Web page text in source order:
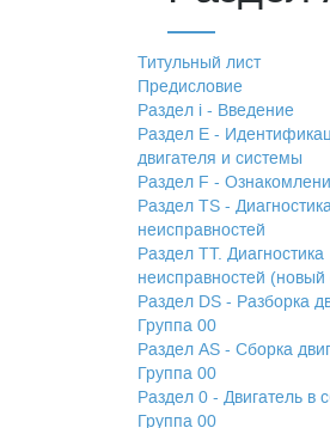
Титульный лист
Предисловие
Раздел i - Введение
Раздел Е -
двигателя и системы
Раздел F -
Раздел TS -
неисправностей
Раздел TТ. Диагностика
неисправностей
Раздел DS - Разборка
Группа 00
Раздел АS - Сборка
Группа 00
Раздел 0 - Двигатель в
Группа 00